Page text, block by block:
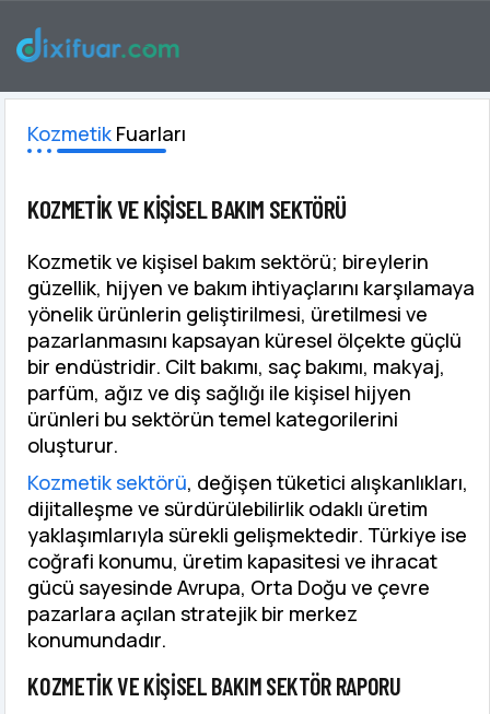
KOZMETIK VE KIŞISEL BAKIM FUARLARI
Kozmetik Fuarları
KOZMETIK VE KIŞISEL BAKIM SEKTÖRÜ
Kozmetik ve kişisel bakım sektörü; bireylerin
güzellik, hijyen ve bakım ihtiyaçlarını karşılamaya
yönelik ürünlerin geliştirilmesi, üretilmesi ve
pazarlanmasını kapsayan küresel ölçekte güçlü
bir endüstridir. Cilt bakımı, saç bakımı, makyaj,
parfüm, ağız ve diş sağlığı ile kişisel hijyen
ürünleri bu sektörün temel kategorilerini
oluşturur.
Kozmetik sektörü, değişen tüketici alışkanlıkları,
dijitalleşme ve sürdürülebilirlik odaklı üretim
yaklaşımlarıyla sürekli gelişmektedir. Türkiye ise
coğrafi konumu, üretim kapasitesi ve ihracat
gücü sayesinde Avrupa, Orta Doğu ve çevre
pazarlara açılan stratejik bir merkez
konumundadır.
KOZMETIK VE KIŞISEL BAKIM SEKTÖR RAPORU